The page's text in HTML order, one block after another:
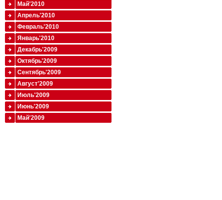
Май'2010
Апрель'2010
Февраль'2010
Январь'2010
Декабрь'2009
Октябрь'2009
Сентябрь'2009
Август'2009
Июль'2009
Июнь'2009
Май'2009